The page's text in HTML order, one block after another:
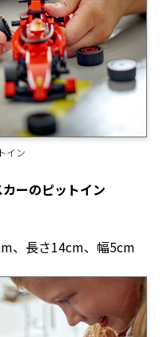
イン
ーのピットイン
、長さ14cm、幅5cm